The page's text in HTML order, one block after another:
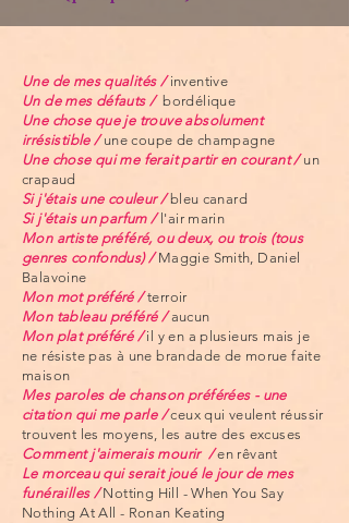
Une de mes qualités /inventive
Un de mes défauts / bordélique
Une chose que je trouve absolument
irrésistible /une coupe de champagne
Une chose qui me ferait partir en courant /un
crapaud
Si j'étais une couleur /bleu canard
Si j'étais un parfum /l'air marin
Mon artiste préféré, ou deux, ou trois (tous
genres confondus) /Maggie Smith, Daniel
Balavoine
Mon mot préféré /terroir
Mon tableau préféré /aucun
Mon plat préféré /il y en a plusieurs mais je
ne résiste pas à une brandade de morue faite
maison
Mes paroles de chanson préférées - une
citation qui me parle /ceux qui veulent réussir
trouvent les moyens, les autre des excuses
Comment j'aimerais mourir /en rêvant
Le morceau qui serait joué le jour de mes
funérailles /Notting Hill - When You Say
Nothing At All - Ronan Keating